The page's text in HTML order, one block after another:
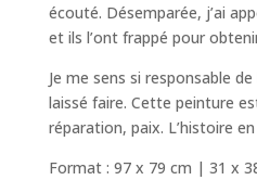
écouté. Désemparée, j’ai
et ils l’ont frappé pour
Je me sens si responsable
laissé faire. Cette peinture
réparation, paix. L’histoire
Format : 97 x 79 cm | 31 x